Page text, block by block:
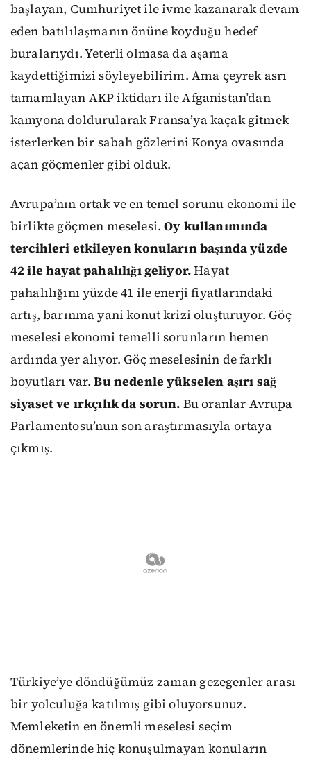
başlayan, Cumhuriyet ile ivme kazanarak devam
eden batılılaşmanın önüne koyduğu hedef
buralarıydı. Yeterli olmasa da aşama
kaydettiğimizi söyleyebilirim. Ama çeyrek asrı
tamamlayan AKP iktidarı ile Afganistan’dan
kamyona doldurularak Fransa’ya kaçak gitmek
isterlerken bir sabah gözlerini Konya ovasında
açan göçmenler gibi olduk.
Avrupa’nın ortak ve en temel sorunu ekonomi ile
birlikte göçmen meselesi.Oy kullanımında
tercihleri etkileyen konuların başında yüzde
42 ile hayat pahalılığı geliyor.Hayat
pahalılığını yüzde 41 ile enerji fiyatlarındaki
artış, barınma yani konut krizi oluşturuyor. Göç
meselesi ekonomi temelli sorunların hemen
ardında yer alıyor. Göç meselesinin de farklı
boyutları var.Bu nedenle yükselen aşırı sağ
siyaset ve ırkçılık da sorun. Bu oranlar Avrupa
Parlamentosu’nun son araştırmasıyla ortaya
çıkmış.
Türkiye’ye döndüğümüz zaman gezegenler arası
bir yolculuğa katılmış gibi oluyorsunuz.
Memleketin en önemli meselesi seçim
dönemlerinde hiç konuşulmayan konuların